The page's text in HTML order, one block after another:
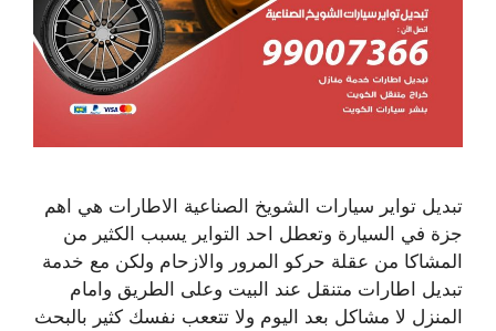
تبديل تواير سيارات الشويخ الصناعية الاطارات هي اهم
جزة في السيارة وتعطل احد التواير يسبب الكثير من
المشاكا من عقلة حركو المرور والازحام ولكن مع خدمة
تبديل اطارات متنقل عند البيت وعلى الطريق وامام
المنزل لا مشاكل بعد اليوم ولا تتععب نفسك كثير بالبحث